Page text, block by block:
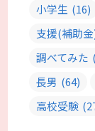
小学生 (16)
支援(補助
調べてみた
長男 (64)
高校受験